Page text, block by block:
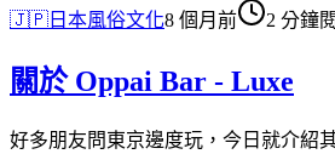
🇯🇵 日本風俗文化8 個月前 2 分鐘
關於 Oppai Bar - Luxe
好多朋友問東京邊度玩，今日就介紹